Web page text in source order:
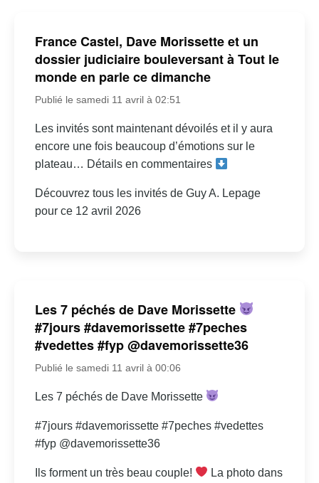
France Castel, Dave Morissette et un
dossier judiciaire bouleversant à Tout le
monde en parle ce dimanche
Publié le samedi 11 avril à 02:51
Les invités sont maintenant dévoilés et il y aura
encore une fois beaucoup d’émotions sur le
plateau… Détails en commentaires
Découvrez tous les invités de Guy A. Lepage
pour ce 12 avril 2026
Les 7 péchés de Dave Morissette
#7jours #davemorissette #7peches
#vedettes #fyp @davemorissette36
Publié le samedi 11 avril à 00:06
Les 7 péchés de Dave Morissette
#7jours #davemorissette #7peches #vedettes
#fyp @davemorissette36
Ils forment un très beau couple!
La photo dans